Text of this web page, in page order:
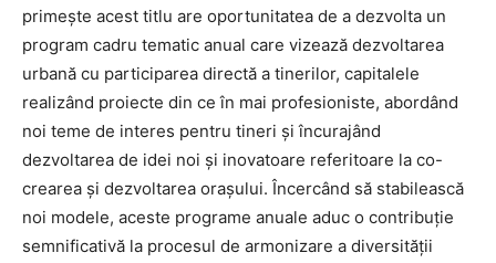
primește acest titlu are oportunitatea de a dezvolta un
program cadru tematic anual care vizează dezvoltarea
urbană cu participarea directă a tinerilor, capitalele
realizând proiecte din ce în mai profesioniste, abordând
noi teme de interes pentru tineri și încurajând
dezvoltarea de idei noi și inovatoare referitoare la co-
crearea și dezvoltarea orașului. Încercând să stabilească
noi modele, aceste programe anuale aduc o contribuție
semnificativă la procesul de armonizare a diversității